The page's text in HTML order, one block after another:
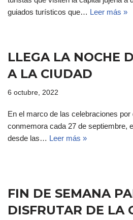
guiados turísticos que… Leer más »
LLEGA LA NOCHE
A LA CIUDAD
6 octubre, 2022
En el marco de las celebraciones
conmemora cada 27 de septiembre,
desde las… Leer más »
FIN DE SEMANA
DISFRUTAR DE LA